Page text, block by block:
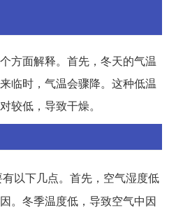
方面解释。首先，冬天的气温
临时，气温会骤降。这种低温
较低，导致干燥。
以下几点。首先，空气湿度低
。冬季温度低，导致空气中因